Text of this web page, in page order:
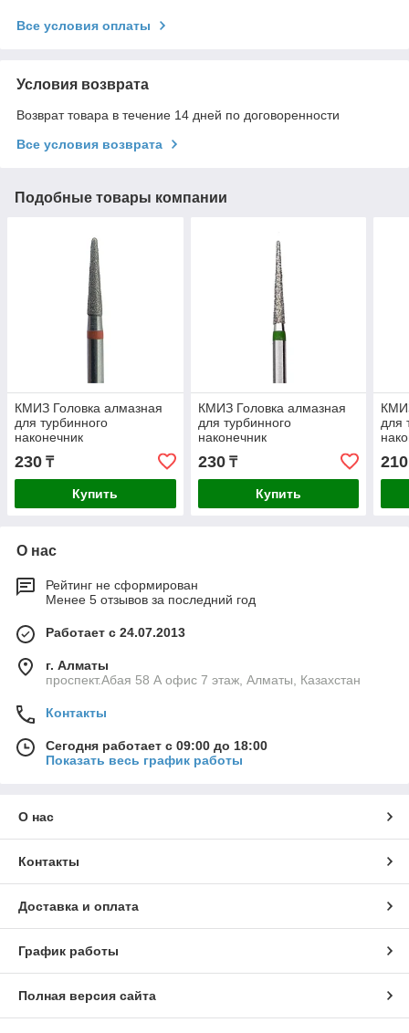
Все условия оплаты
Условия возврата
Возврат товара в течение 14 дней по договоренности
Все условия возврата
Подобные товары компании
КМИЗ Головка алмазная
для турбинного
наконечник
ГСАКС-1,6Т-8М
230 ₸
Купить
КМИЗ Головка алмазная
для турбинного
наконечник
ГСАКМ-1,4Т-10К
230₸
Купить
для
210
О нас
Рейтинг не сформирован
Менее 5 отзывов за последний год
Работает с 24.07.2013
г. Алматы
проспект.Абая 58 А офис 7 этаж, Алматы, Казахстан
Контакты
Сегодня работает с 09:00 до 18:00
Показать весь график работы
О нас
Контакты
Доставка и оплата
График работы
Полная версия сайта